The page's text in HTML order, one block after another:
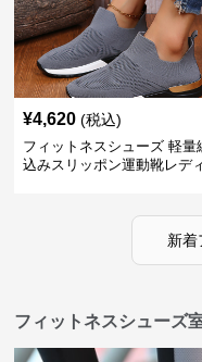
¥4,620 (税込)
フィットネスシューズ 軽量
込みスリッポン運動靴レデ
新着
フィットネスシューズ